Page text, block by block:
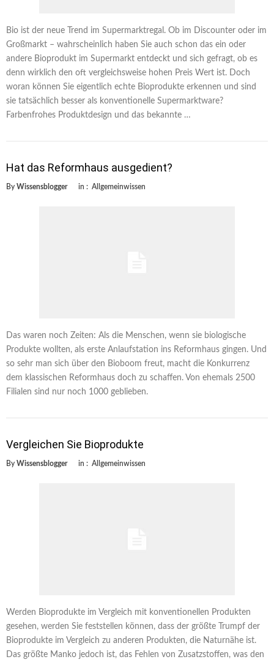
Bio ist der neue Trend im Supermarktregal. Ob im Discounter oder im
Großmarkt – wahrscheinlich haben Sie auch schon das ein oder
andere Bioprodukt im Supermarkt entdeckt und sich gefragt, ob es
denn wirklich den oft vergleichsweise hohen Preis Wert ist. Doch
woran können Sie eigentlich echte Bioprodukte erkennen und sind
sie tatsächlich besser als konventionelle Supermarktware?
Farbenfrohes Produktdesign und das bekannte …
Hat das Reformhaus ausgedient?
By Wissensblogger in : Allgemeinwissen
Das waren noch Zeiten: Als die Menschen, wenn sie biologische
Produkte wollten, als erste Anlaufstation ins Reformhaus gingen. Und
so sehr man sich über den Bioboom freut, macht die Konkurrenz
dem klassischen Reformhaus doch zu schaffen. Von ehemals 2500
Filialen sind nur noch 1000 geblieben.
Vergleichen Sie Bioprodukte
By Wissensblogger in : Allgemeinwissen
Werden Bioprodukte im Vergleich mit konventionellen Produkten
gesehen, werden Sie feststellen können, dass der größte Trumpf der
Bioprodukte im Vergleich zu anderen Produkten, die Naturnähe ist.
Das größte Manko jedoch ist, das Fehlen von Zusatzstoffen, was den